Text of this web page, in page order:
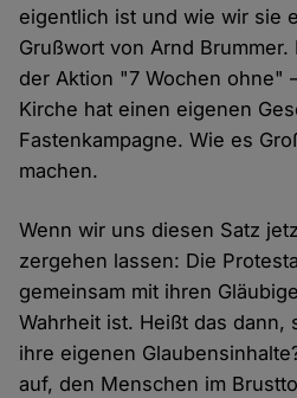
eigentlich ist und wie wir sie
Grußwort von Arnd
der Aktion "7 Wochen ohne"
Kirche hat einen eigenen
Fastenkampagne. Wie es
machen.
Wenn wir uns diesen Satz
zergehen lassen: Die
gemeinsam mit ihren
Wahrheit ist. Heißt das dann,
ihre eigenen
auf, den Menschen im